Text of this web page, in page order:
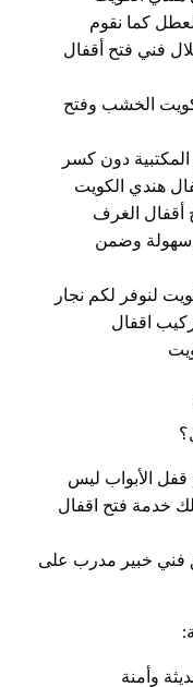
كما نقوم
فني فتح أقفال
الخشب وفتح
المكتبية دون كسر
هندي الكويت
أقفال الغرف
سهولة وضمن
لنوفر لكم نجار
اقفال
الأبواب ليس
لك خدمة فتح اقفال
فني خبير مدرب على
وأمنة